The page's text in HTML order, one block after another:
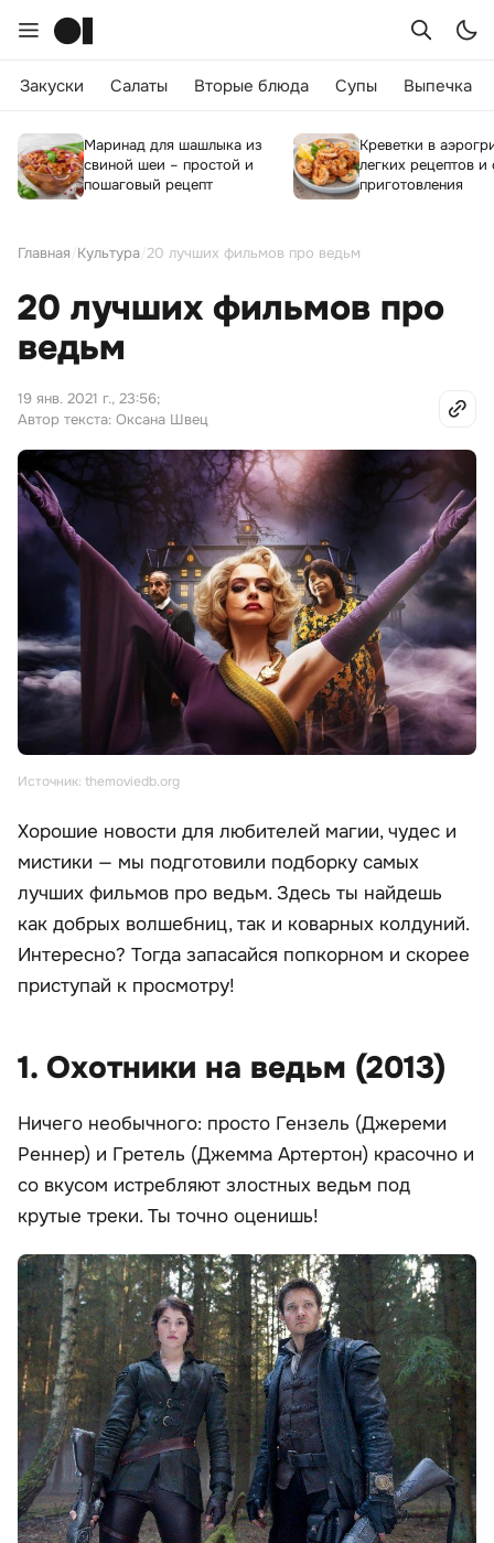
Закуски Салаты Вторые блюда Супы Выпечка
Маринад для шашлыка из
свиной шеи – простой и
пошаговый рецепт
Креветки в
легких рецептов и
приготовления
Главная Культура 20 лучших фильмов про ведьм
20 лучших фильмов про
ведьм
19 янв. 2021 г., 23:56;
Автор текста: Оксана Швец
Источник: themoviedb.org
Хорошие новости для любителей магии, чудес и
мистики — мы подготовили подборку самых
лучших фильмов про ведьм. Здесь ты найдешь
как добрых волшебниц, так и коварных колдуний.
Интересно? Тогда запасайся попкорном и скорее
приступай к просмотру!
1. Охотники на ведьм (2013)
Ничего необычного: просто Гензель (Джереми
Реннер) и Гретель (Джемма Артертон) красочно и
со вкусом истребляют злостных ведьм под
крутые треки. Ты точно оценишь!